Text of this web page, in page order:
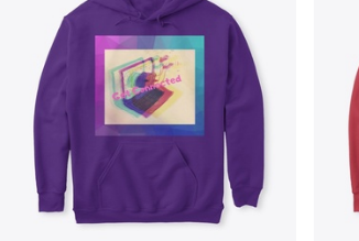
Ga door naar de Kassa